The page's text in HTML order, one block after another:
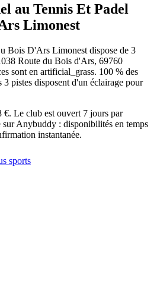
au Tennis Et Padel
Limonest
Bois D'Ars Limonest dispose de 3
Route du Bois d'Ars, 69760
sont en artificial_grass. 100 % des
3 pistes disposent d'un éclairage pour
€. Le club est ouvert 7 jours par
sur Anybuddy : disponibilités en temps
instantanée.
sports